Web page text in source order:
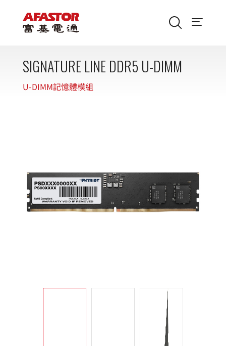
SIGNATURE LINE DDR5 U-DIMM
U-DIMM記憶體模組